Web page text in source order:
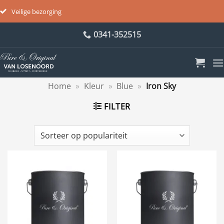
Veilige bezorging
inhoud
0341-352515
Home » Kleur » Blue » Iron Sky
FILTER